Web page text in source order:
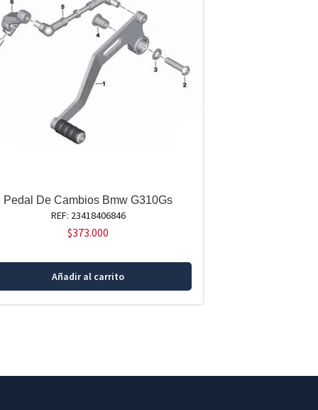
Pedal De Cambios Bmw G310Gs
REF: 23418406846
$373.000
Añadir al carrito